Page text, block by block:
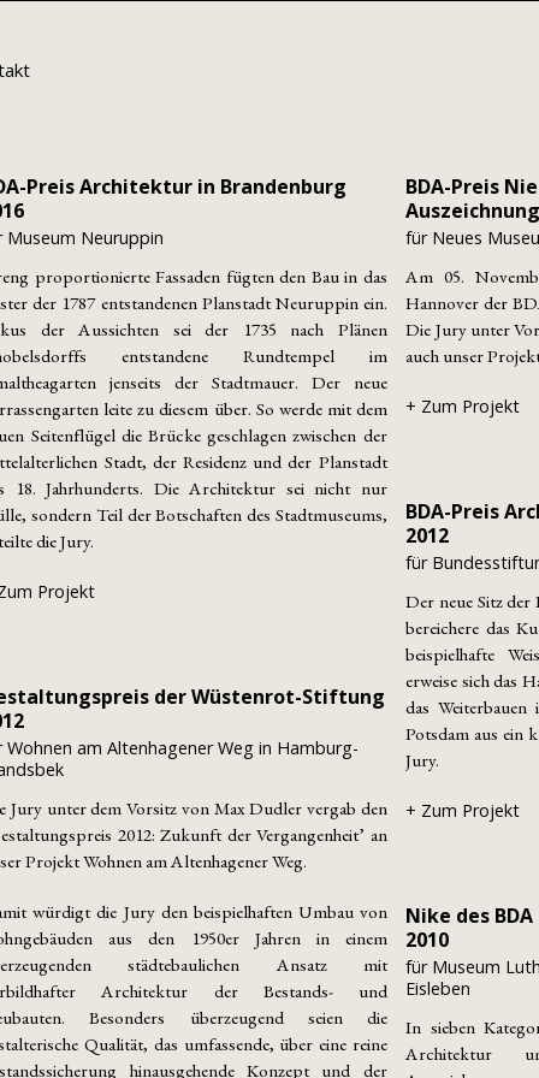
Preis Architektur in Brandenburg
Museum Neuruppin
proportionierte Fassaden fügten den Bau in das
der 1787 entstandenen Planstadt Neuruppin ein.
der Aussichten sei der 1735 nach Plänen
entstandene Rundtempel im
jenseits der Stadtmauer. Der neue
leite zu diesem über. So werde mit dem
Seitenflügel die Brücke geschlagen zwischen der
Stadt, der Residenz und der Planstadt
18. Jahrhunderts. Die Architektur sei nicht nur
sondern Teil der Botschaften des Stadtmuseums,
die Jury.
Projekt
BDA-Preis
für Neues
Am 05.
Hannover der
Die Jury unter
auch unser
+ Zum Projekt
BDA-Preis
2012
für
Der neue Sitz
bereichere das
beispielhafte
erweise sich das
das
Potsdam aus ein
Jury.
+ Zum Projekt
der Wüstenrot-Stiftung
Wohnen am Altenhagener Weg in Hamburg-
Jury unter dem Vorsitz von Max Dudler vergab den
2012: Zukunft der Vergangenheit’ an
Projekt Wohnen am Altenhagener Weg.
würdigt die Jury den beispielhaften Umbau von
aus den 1950er Jahren in einem
städtebaulichen Ansatz mit
Architektur der Bestands- und
Besonders überzeugend seien die
Qualität, das umfassende, über eine reine
hinausgehende Konzept und der
Nike des
2010
für Museum
Eisleben
In sieben
Architektur